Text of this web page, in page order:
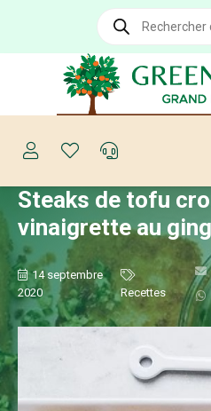
Recherche
produits
Steaks de tofu
vinaigrette au
14 septembre
2020
Recettes